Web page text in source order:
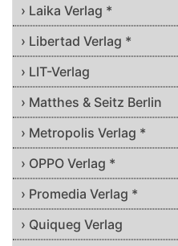
› Laika Verlag *
› Libertad Verlag *
› LIT-Verlag
› Matthes & Seitz Berlin
› Metropolis Verlag *
› OPPO Verlag *
› Promedia Verlag *
› Quiqueg Verlag